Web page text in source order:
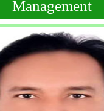
Management